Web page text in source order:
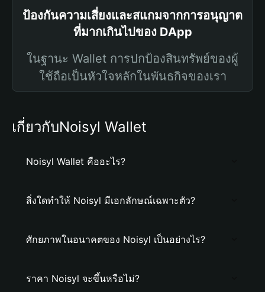
ป้องกันความเสี่ยงและสแกมจากการอนุญาต
ที่มากเกินไปของ DApp
ในฐานะ Wallet การปกป้องสินทรัพย์ของผู้
ใช้ถือเป็นหัวใจหลักในพันธกิจของเรา
เกี่ยวกับNoisyl Wallet
Noisyl Wallet คืออะไร?
สิ่งใดทำให้ Noisyl มีเอกลักษณ์เฉพาะตัว?
ศักยภาพในอนาคตของ Noisyl เป็นอย่างไร?
ราคา Noisyl จะขึ้นหรือไม่?